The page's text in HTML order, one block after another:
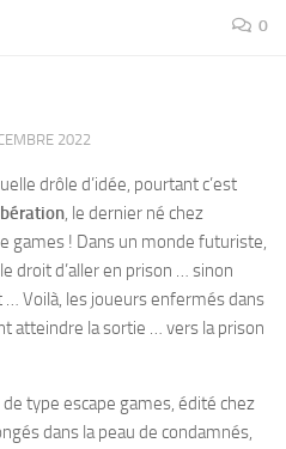
0
2022
drôle d’idée, pourtant c’est
, le dernier né chez
games ! Dans un monde futuriste,
droit d’aller en prison … sinon
… Voilà, les joueurs enfermés dans
atteindre la sortie … vers la prison
type escape games, édité chez
dans la peau de condamnés,